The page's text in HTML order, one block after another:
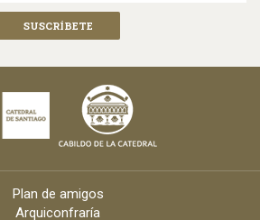
Plan de amigos
Arquiconfraría